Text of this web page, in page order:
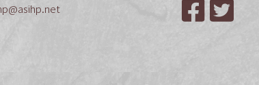
Facebook